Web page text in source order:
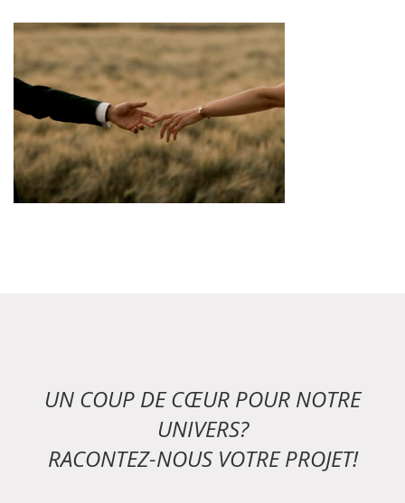
UN COUP DE CŒUR POUR NOTRE
UNIVERS?
RACONTEZ-NOUS VOTRE PROJET!